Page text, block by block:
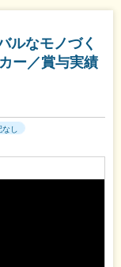
ルなモノづく
ー／賞与実績
し